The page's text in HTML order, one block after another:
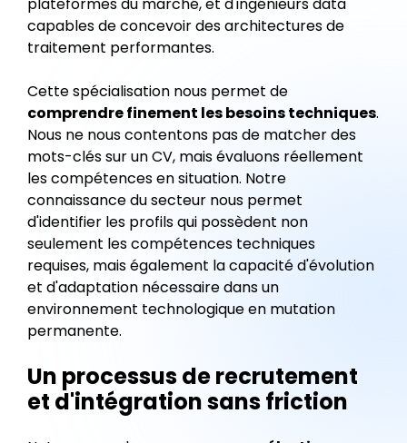
capables de concevoir des architectures de
traitement performantes.
Cette spécialisation nous permet de
comprendre finement les besoins techniques.
Nous ne nous contentons pas de matcher des
mots-clés sur un CV, mais évaluons réellement
les compétences en situation. Notre
connaissance du secteur nous permet
d'identifier les profils qui possèdent non
seulement les compétences techniques
requises, mais également la capacité d'évolution
et d'adaptation nécessaire dans un
environnement technologique en mutation
permanente.
Un processus de recrutement
et d'intégration sans friction